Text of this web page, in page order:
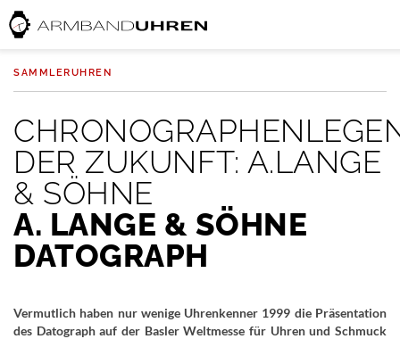
SAMMLERUHREN
DER ZUKUNFT: A.LANGE
& SÖHNE
A. LANGE & SÖHNE
DATOGRAPH
Vermutlich haben nur wenige Uhrenkenner 1999 die Präsentation
des Datograph auf der Basler Weltmesse für Uhren und Schmuck